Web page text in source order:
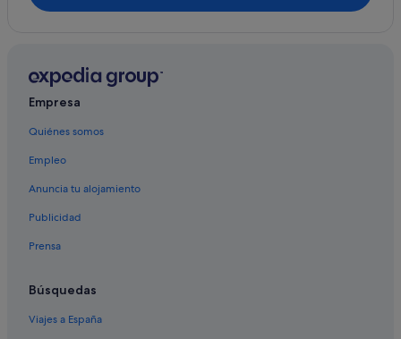
San Casciano dei Bagni hoteles
Castiglioncello del Trinoro hoteles
Independent hoteles en Pienza
Hoteles boutique en Pienza
Empresa
Quiénes somos
Empleo
Anuncia tu alojamiento
Publicidad
Prensa
Búsquedas
Viajes a España